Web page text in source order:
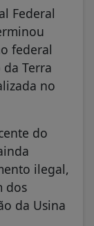
Federal
federal
Terra
no
do
ilegal,
dos
da Usina